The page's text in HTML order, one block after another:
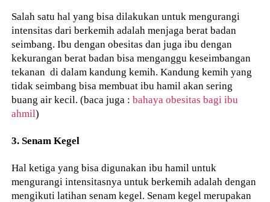
Salah satu hal yang bisa dilakukan untuk mengurangi
intensitas dari berkemih adalah menjaga berat badan
seimbang. Ibu dengan obesitas dan juga ibu dengan
kekurangan berat badan bisa menganggu keseimbangan
tekanan di dalam kandung kemih. Kandung kemih yang
tidak seimbang bisa membuat ibu hamil akan sering
buang air kecil. (baca juga :bahaya obesitas bagi ibu
ahmil)
3. Senam Kegel
Hal ketiga yang bisa digunakan ibu hamil untuk
mengurangi intensitasnya untuk berkemih adalah dengan
mengikuti latihan senam kegel. Senam kegel merupakan